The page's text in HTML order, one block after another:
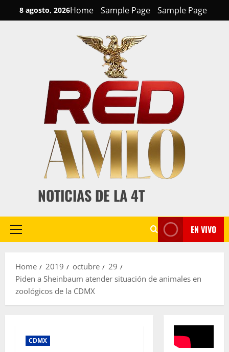
to
8 agosto, 2026Home Sample Page Sample Page
NOTICIAS DE LA 4T
Primary
EN VIVO
Home 2019 octubre
29
Piden a Sheinbaum atender situación de animales en
zoológicos de la CDMX
CDMX